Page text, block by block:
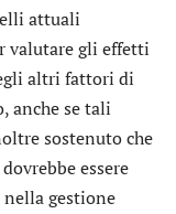
attuali
valutare gli effetti
altri fattori di
anche se tali
sostenuto che
essere
gestione